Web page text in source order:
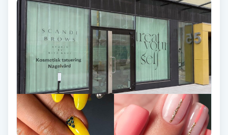
Brynfärgning
Brynplockning
Bröllopsuppsättning
Celluliter